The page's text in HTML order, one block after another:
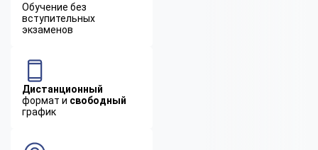
Обучение без
вступительных
экзаменов
Дистанционный
формат и свободный
график